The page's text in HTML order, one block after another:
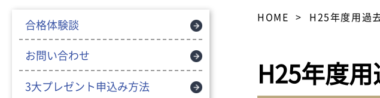
HOME H25年度用過
H25年度
合格体験談
お問い合わせ
3大プレゼント申込み方法